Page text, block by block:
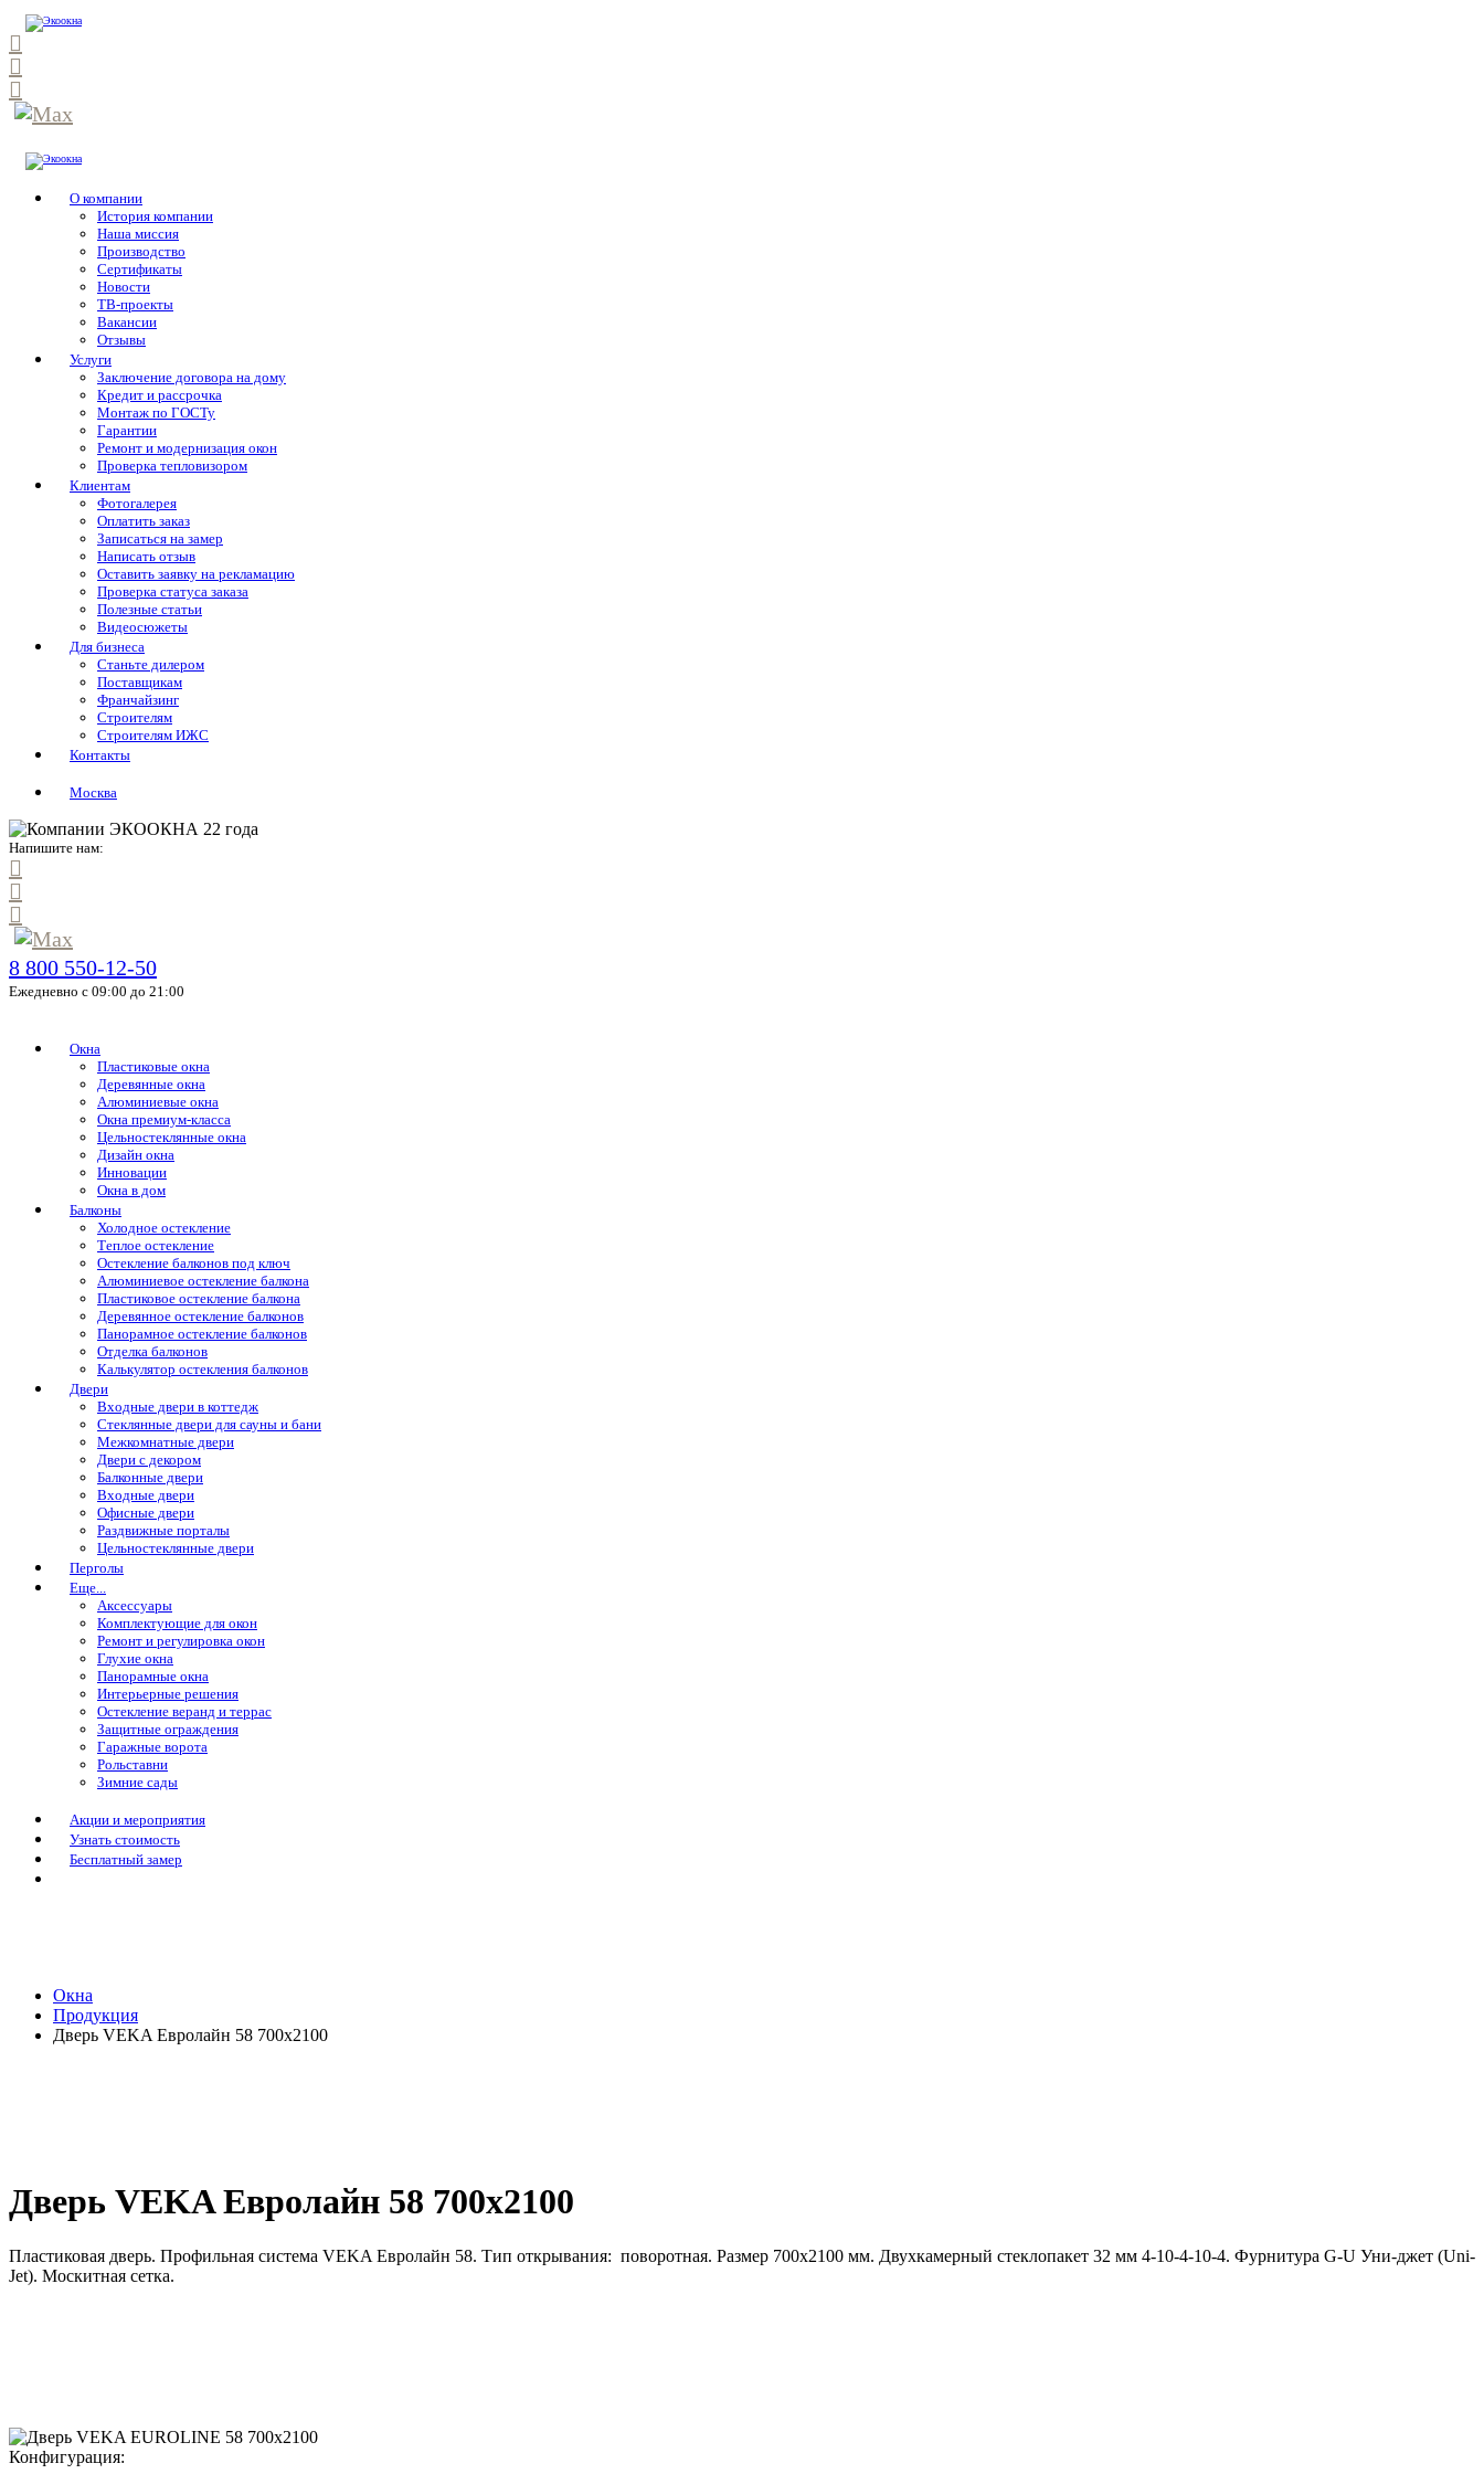
О компании
История компании
Наша миссия
Производство
Сертификаты
Новости
ТВ-проекты
Вакансии
Отзывы
Услуги
Заключение договора на дому
Кредит и рассрочка
Монтаж по ГОСТу
Гарантии
Ремонт и модернизация окон
Проверка тепловизором
Клиентам
Фотогалерея
Оплатить заказ
Записаться на замер
Написать отзыв
Оставить заявку на рекламацию
Проверка статуса заказа
Полезные статьи
Видеосюжеты
Для бизнеса
Станьте дилером
Поставщикам
Франчайзинг
Строителям
Строителям ИЖС
Контакты
Москва
Напишите нам:
8 800 550-12-50
Ежедневно с 09:00 до 21:00
Окна
Пластиковые окна
Деревянные окна
Алюминиевые окна
Окна премиум-класса
Цельностеклянные окна
Дизайн окна
Инновации
Окна в дом
Балконы
Холодное остекление
Теплое остекление
Остекление балконов под ключ
Алюминиевое остекление балкона
Пластиковое остекление балкона
Деревянное остекление балконов
Панорамное остекление балконов
Отделка балконов
Калькулятор остекления балконов
Двери
Входные двери в коттедж
Стеклянные двери для сауны и бани
Межкомнатные двери
Двери с декором
Балконные двери
Входные двери
Офисные двери
Раздвижные порталы
Цельностеклянные двери
Перголы
Еще...
Аксессуары
Комплектующие для окон
Ремонт и регулировка окон
Глухие окна
Панорамные окна
Интерьерные решения
Остекление веранд и террас
Защитные ограждения
Гаражные ворота
Рольставни
Зимние сады
Акции и мероприятия
Узнать стоимость
Бесплатный замер
Окна
Продукция
Дверь VEKA Евролайн 58 700х2100
Дверь VEKA Евролайн 58 700х2100
Пластиковая дверь. Профильная система VEKA Евролайн 58. Тип открывания: поворотная. Размер 700х2100 мм. Двухкамерный стеклопакет 32 мм 4-10-4-10-4. Фурнитура G-U Уни-джет (Uni-
Jet). Москитная сетка.
Конфигурация: